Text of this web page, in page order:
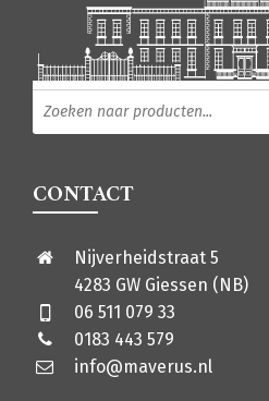
Producten zoeken
CONTACT
Nijverheidstraat 5
4283 GW Giessen (NB)
06 511 079 33
0183 443 579
info@maverus.nl